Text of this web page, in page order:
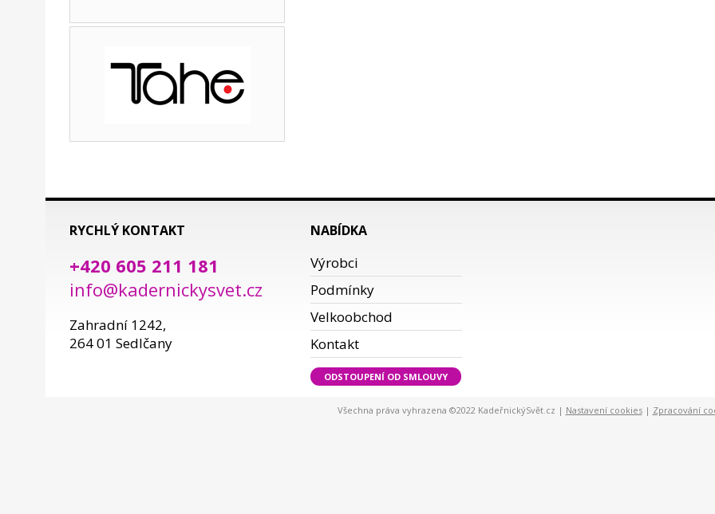
RYCHLÝ KONTAKT
+420 605 211 181
info@kadernickysvet.cz
Zahradní 1242,
264 01 Sedlčany
NABÍDKA
Výrobci
Podmínky
Velkoobchod
Kontakt
ODSTOUPENÍ OD SMLOUVY
Všechna práva vyhrazena ©2022 KadeřnickýSvět.cz | Nastavení cookies| Zpracování